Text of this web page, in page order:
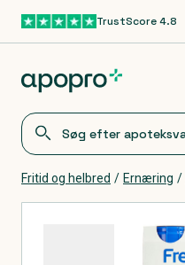
Gå til hovedindholdTrustScore 4.8
Fritid og helbred / Ernæring /